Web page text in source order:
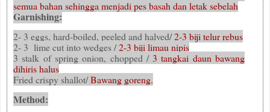
semua bahan sehingga menjadi pes basah dan letak sebelah
Garnishing:
2- 3 eggs, hard-boiled, peeled and halved/2-3 biji telur rebus
2- 3 lime cut into wedges /2-3 biji limau nipis
3 stalk of spring onion, chopped / 3 tangkai daun bawang
dihiris halus
Fried crispy shallot/Bawang goreng.
Method: